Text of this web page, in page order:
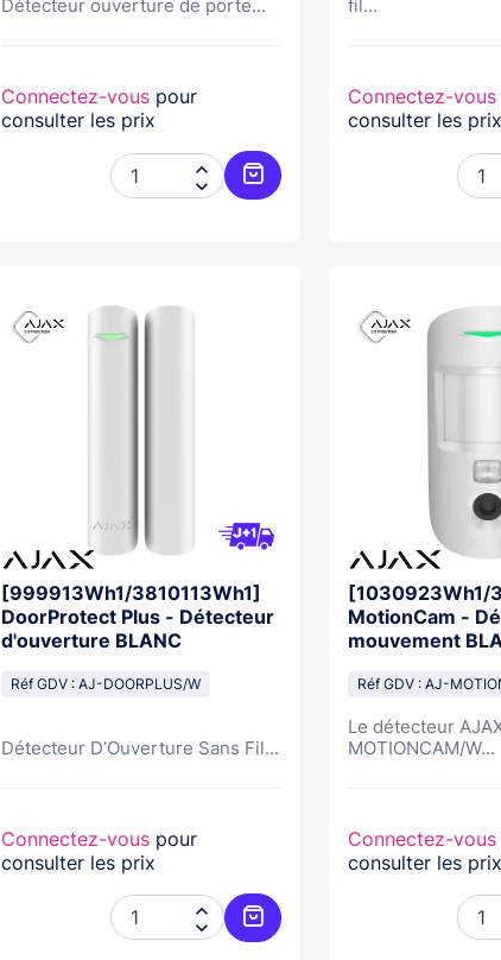
Détecteur ouverture de porte...
Connectez-vouspour
consulter les prix


Ajouter au panier
fil...
Connectez-vous
consulter les prix
[999913Wh1/3810113Wh1]
DoorProtect Plus - Détecteur
d'ouverture BLANC
Réf GDV : AJ-DOORPLUS/W
Détecteur D’Ouverture Sans Fil...
Connectez-vouspour
consulter les prix


Ajouter au panier
[1030923Wh1/
MotionCam -
mouvement
Réf GDV : AJ-
Le détecteur
MOTIONCAM/W...
Connectez-vous
consulter les prix